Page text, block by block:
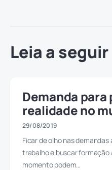
Leia a seguir
Demanda
realidade no
29/08/2019
Ficar de olho nas
trabalho e buscar formação
momento podem…